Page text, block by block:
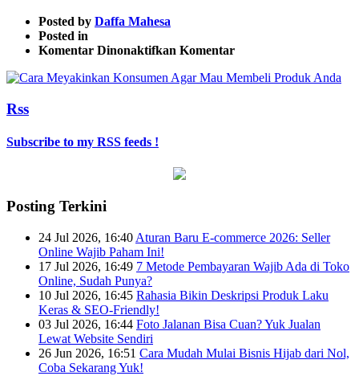
Posted by Daffa Mahesa
Posted in
Komentar Dinonaktifkan pada
Meyakinkan
Anda
4
Komentar
Rss
Subscribe to my RSS feeds !
Posting Terkini
24 Jul 2026, 16:40 Aturan Baru E-commerce 2026: Seller
Online Wajib Paham Ini!
17 Jul 2026, 16:49 7 Metode Pembayaran Wajib Ada di Toko
Online, Sudah Punya?
10 Jul 2026, 16:45 Rahasia Bikin Deskripsi Produk Laku
Keras & SEO-Friendly!
03 Jul 2026, 16:44 Foto Jalanan Bisa Cuan? Yuk Jualan
Lewat Website Sendiri
26 Jun 2026, 16:51 Cara Mudah Mulai Bisnis Hijab dari Nol,
Coba Sekarang Yuk!